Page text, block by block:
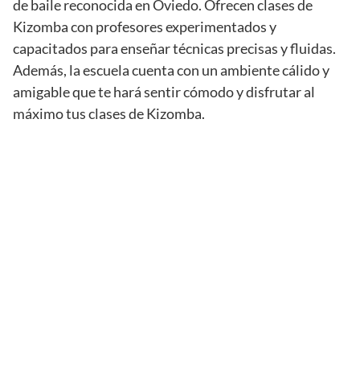
de baile reconocida en Oviedo. Ofrecen clases de
Kizomba con profesores experimentados y
capacitados para enseñar técnicas precisas y fluidas.
Además, la escuela cuenta con un ambiente cálido y
amigable que te hará sentir cómodo y disfrutar al
máximo tus clases de Kizomba.